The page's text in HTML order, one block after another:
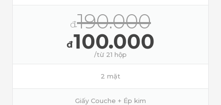
đ190.000
đ100.000
/từ 21 hộp
2 mặt
Giấy Couche + Ép kim